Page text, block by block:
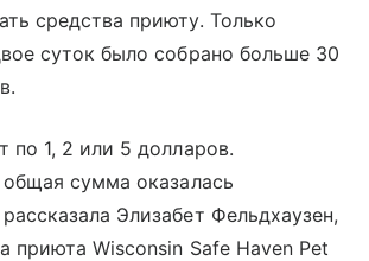
средства приюту. Только
суток было собрано больше 30
1, 2 или 5 долларов.
сумма оказалась
Элизабет Фельдхаузен,
приюта Wisconsin Safe Haven Pet